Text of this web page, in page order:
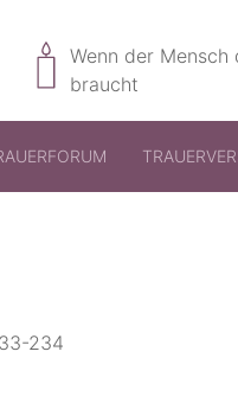
Wenn der Mensch
braucht
234